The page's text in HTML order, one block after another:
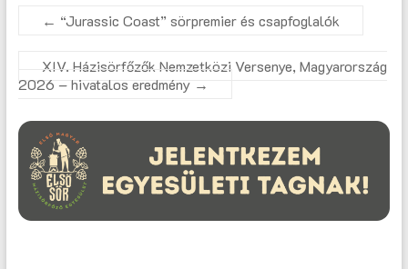
← “Jurassic Coast” sörpremier és csapfoglalók
XIV. Házisörfőzők Nemzetközi Versenye, Magyarország
2026 – hivatalos eredmény →